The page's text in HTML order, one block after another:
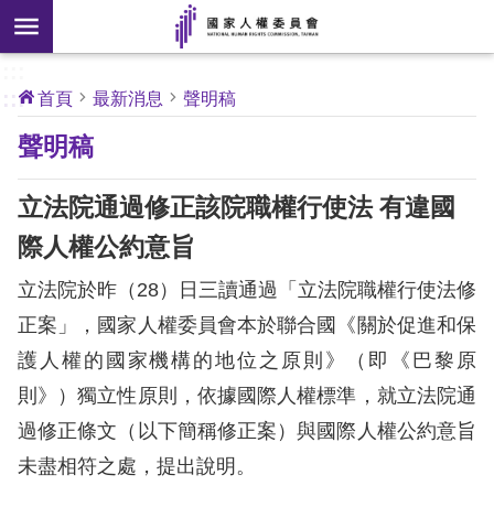
前往主要內容區塊
搜
尋
開
新
]
核
心
權
公
約
關
於
本
會
新
消
:::
首頁 最新消息 聲明稿
聲明稿
立法院通過修正該院職權行使法 有違國
際人權公約意旨
立法院於昨（28）日三讀通過「立法院職權行使法修
正案」，國家人權委員會本於聯合國《關於促進和保
護人權的國家機構的地位之原則》（即《巴黎原
則》）獨立性原則，依據國際人權標準，就立法院通
過修正條文（以下簡稱修正案）與國際人權公約意旨
未盡相符之處，提出說明。